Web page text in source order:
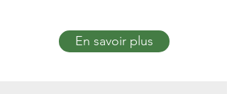
En savoir plus